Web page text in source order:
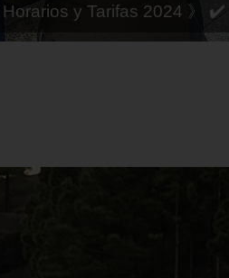
Horarios y Tarifas 2024 》 ✔️